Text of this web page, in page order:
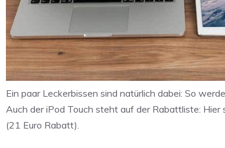
Ein paar Leckerbissen sind natürlich dabei: So
Auch der iPod Touch steht auf der Rabattliste:
(21 Euro Rabatt).